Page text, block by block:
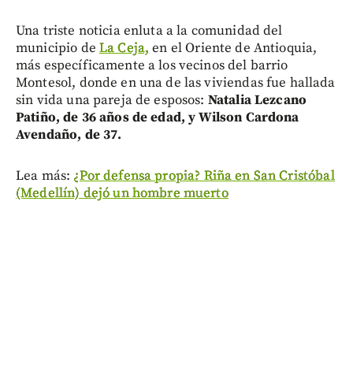
Una triste noticia enluta a la comunidad del
municipio de La Ceja, en el Oriente de Antioquia,
más específicamente a los vecinos del barrio
Montesol, donde en una de las viviendas fue hallada
sin vida una pareja de esposos: Natalia Lezcano
Patiño, de 36 años de edad, y Wilson Cardona
Avendaño, de 37.
Lea más: ¿Por defensa propia? Riña en San Cristóbal
(Medellín) dejó un hombre muerto